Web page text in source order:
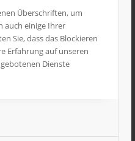
Überschriften, um
auch einige Ihrer
Sie, dass das Blockieren
Erfahrung auf unseren
Dienste